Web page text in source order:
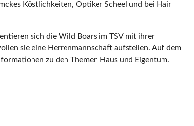
Köstlichkeiten, Optiker Scheel und bei Hair
sich die Wild Boars im TSV mit ihrer
sie eine Herrenmannschaft aufstellen. Auf dem
zu den Themen Haus und Eigentum.